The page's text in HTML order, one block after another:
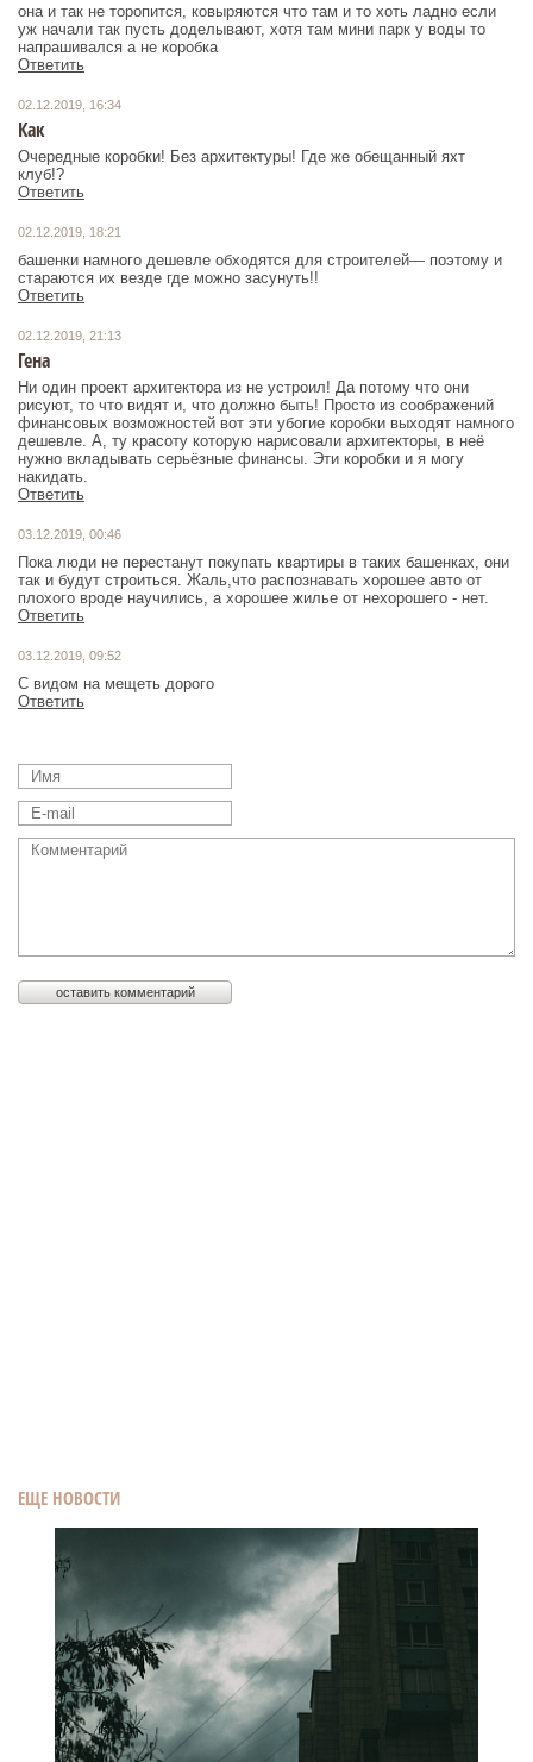
ЕЩЕ НОВОСТИ
она и так не торопится, ковыряются что там и то хоть ладно если
уж начали так пусть доделывают, хотя там мини парк у воды то
напрашивался а не коробка
Ответить
02.12.2019, 16:34
Как
Очередные коробки! Без архитектуры! Где же обещанный яхт
клуб!?
Ответить
02.12.2019, 18:21
башенки намного дешевле обходятся для строителей— поэтому и
стараются их везде где можно засунуть!!
Ответить
02.12.2019, 21:13
Гена
Ни один проект архитектора из не устроил! Да потому что они
рисуют, то что видят и, что должно быть! Просто из соображений
финансовых возможностей вот эти убогие коробки выходят намного
дешевле. А, ту красоту которую нарисовали архитекторы, в неё
нужно вкладывать серьёзные финансы. Эти коробки и я могу
накидать.
Ответить
03.12.2019, 00:46
Пока люди не перестанут покупать квартиры в таких башенках, они
так и будут строиться. Жаль,что распознавать хорошее авто от
плохого вроде научились, а хорошее жилье от нехорошего - нет.
Ответить
03.12.2019, 09:52
С видом на мещеть дорого
Ответить